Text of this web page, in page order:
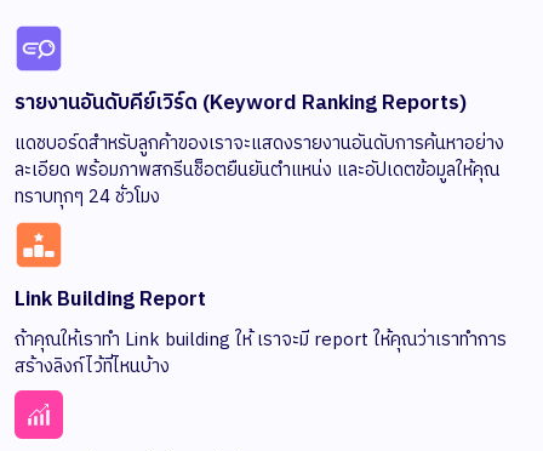
รายงานอันดับคีย์เวิร์ด (Keyword Ranking Reports)
แดชบอร์ดสำหรับลูกค้าของเราจะแสดงรายงานอันดับการค้นหาอย่าง
ละเอียด พร้อมภาพสกรีนช็อตยืนยันตำแหน่ง และอัปเดตข้อมูลให้คุณ
ทราบทุกๆ 24 ชั่วโมง
Link Building Report
ถ้าคุณให้เราทำ Link building ให้ เราจะมี report ให้คุณว่าเราทำการ
สร้างลิงก์ไว้ที่ไหนบ้าง